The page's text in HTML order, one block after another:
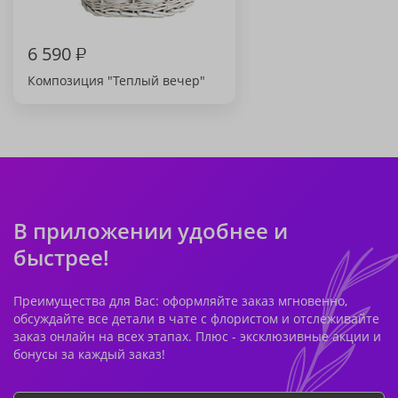
6 590₽
Композиция "Теплый вечер"
В приложении удобнее и
быстрее!
Преимущества для Вас: оформляйте заказ мгновенно,
обсуждайте все детали в чате с флористом и отслеживайте
заказ онлайн на всех этапах. Плюс - эксклюзивные акции и
бонусы за каждый заказ!